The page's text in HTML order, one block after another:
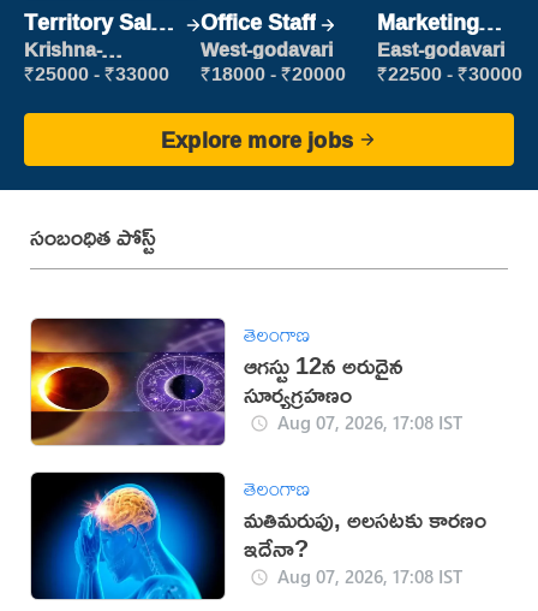
Territory Sales
Manager
Krishna-
vijayawada
₹25000 - ₹33000
Office Staff
West-godavari
₹18000 - ₹20000
Marketing
Executive
East-godavari
₹22500 - ₹30000
Explore more jobs
సంబంధిత పోస్ట్
తెలంగాణ
ఆగస్టు 12న అరుదైన
సూర్యగ్రహణం
Aug 07, 2026, 17:08 IST
తెలంగాణ
మతిమరుపు, అలసటకు కారణం
ఇదేనా?
Aug 07, 2026, 17:08 IST